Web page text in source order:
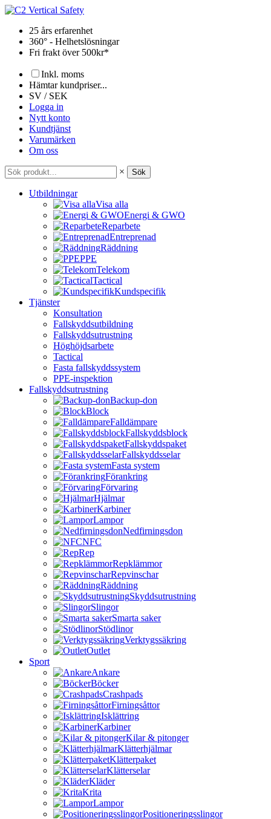
Hoppa
innehåll25 års erfarenhet
360° - Helhetslösningar
Fri frakt över 500kr*
Inkl. moms
Hämtar kundpriser...
SV / SEK
Logga in
Nytt konto
Kundtjänst
Varumärken
Om oss
× Sök
Utbildningar
Visa alla
Energi & GWO
Reparbete
Entreprenad
Räddning
PPE
Telekom
Tactical
Kundspecifik
Tjänster
Konsultation
Fallskyddsutbildning
Fallskyddsutrustning
Höghöjdsarbete
Tactical
Fasta fallskyddssystem
PPE-inspektion
Fallskyddsutrustning
Backup-don
Block
Falldämpare
Fallskyddsblock
Fallskyddspaket
Fallskyddsselar
Fasta system
Förankring
Förvaring
Hjälmar
Karbiner
Lampor
Nedfirningsdon
NFC
Rep
Repklämmor
Repvinschar
Räddning
Skyddsutrustning
Slingor
Smarta saker
Stödlinor
Verktygssäkring
Outlet
Sport
Ankare
Böcker
Crashpads
Firningsåttor
Isklättring
Karbiner
Kilar & pitonger
Klätterhjälmar
Klätterpaket
Klätterselar
Kläder
Krita
Lampor
Positioneringsslingor